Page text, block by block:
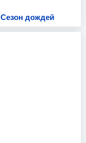
Сезон дождей